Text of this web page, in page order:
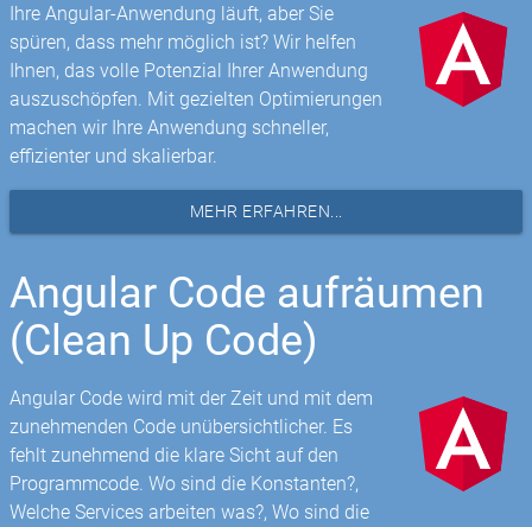
Ihre Angular-Anwendung läuft, aber Sie
spüren, dass mehr möglich ist? Wir helfen
Ihnen, das volle Potenzial Ihrer Anwendung
auszuschöpfen. Mit gezielten Optimierungen
machen wir Ihre Anwendung schneller,
effizienter und skalierbar.
MEHR ERFAHREN...
Angular Code aufräumen
(Clean Up Code)
Angular Code wird mit der Zeit und mit dem
zunehmenden Code unübersichtlicher. Es
fehlt zunehmend die klare Sicht auf den
Programmcode. Wo sind die Konstanten?,
Welche Services arbeiten was?, Wo sind die